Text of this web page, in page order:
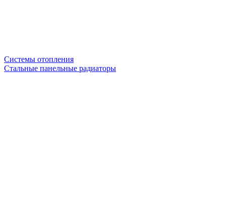
Системы отопления
Стальные панельные радиаторы